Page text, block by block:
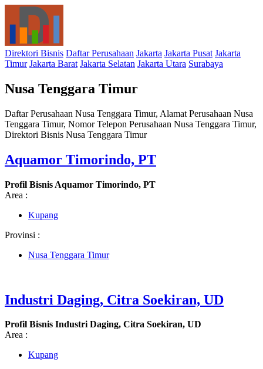
Direktori Bisnis Daftar Perusahaan Jakarta Jakarta Pusat Jakarta
Timur Jakarta Barat Jakarta Selatan Jakarta Utara Surabaya
Nusa Tenggara Timur
Daftar Perusahaan Nusa Tenggara Timur, Alamat Perusahaan Nusa
Tenggara Timur, Nomor Telepon Perusahaan Nusa Tenggara Timur,
Direktori Bisnis Nusa Tenggara Timur
Aquamor Timorindo, PT
Profil Bisnis Aquamor Timorindo, PT
Area :
Kupang
Provinsi :
Nusa Tenggara Timur
Industri Daging, Citra Soekiran, UD
Profil Bisnis Industri Daging, Citra Soekiran, UD
Area :
Kupang